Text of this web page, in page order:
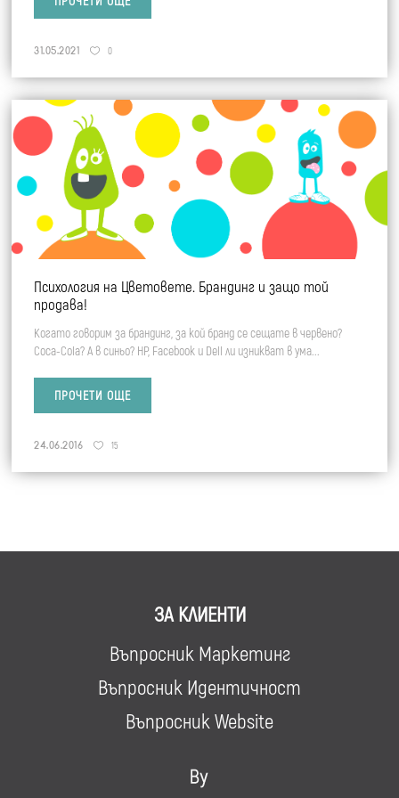
31.05.2021 0
Психология на Цветовете. Брандинг и защо той
продава!
Когато говорим за брандинг, за кой бранд се сещате в червено?
Coca-Cola? А в синьо? HP, Facebook и Dell ли изникват в ума...
ПРОЧЕТИ ОЩЕ
24.06.2016 15
ЗА КЛИЕНТИ
Въпросник Маркетинг
Въпросник Идентичност
Въпросник Website